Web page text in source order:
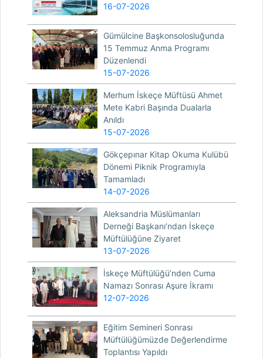
16-07-2026
Gümülcine Başkonsolosluğunda
15 Temmuz Anma Programı
Düzenlendi
15-07-2026
Merhum İskeçe Müftüsü Ahmet
Mete Kabri Başında Dualarla
Anıldı
15-07-2026
Gökçepınar Kitap Okuma Kulübü
Dönemi Piknik Programıyla
Tamamladı
14-07-2026
Aleksandria Müslümanları
Derneği Başkanı’ndan İskeçe
Müftülüğüne Ziyaret
13-07-2026
İskeçe Müftülüğü’nden Cuma
Namazı Sonrası Aşure İkramı
12-07-2026
Eğitim Semineri Sonrası
Müftülüğümüzde Değerlendirme
Toplantısı Yapıldı